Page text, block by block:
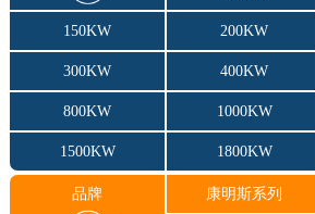
150KW 200KW
300KW 400KW
800KW 1000KW
1500KW 1800KW
品牌 康明斯系列